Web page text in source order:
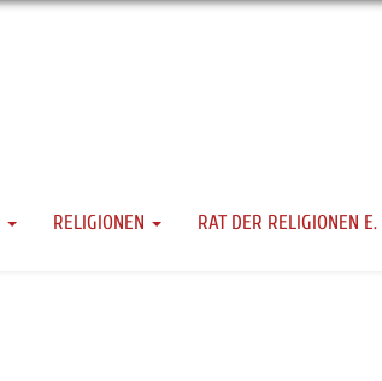
RELIGIONEN RAT DER RELIGIONEN E.